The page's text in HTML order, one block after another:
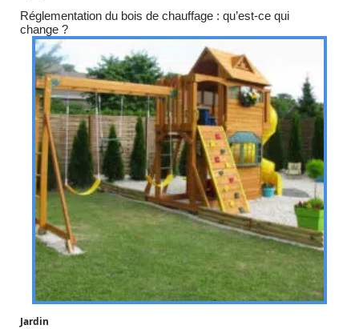
Réglementation du bois de chauffage : qu’est-ce qui
change ?
Jardin